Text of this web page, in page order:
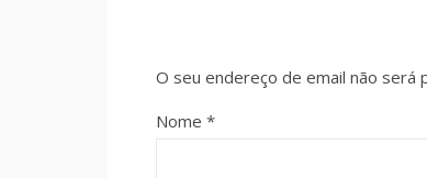
O seu endereço de email não será
Nome *